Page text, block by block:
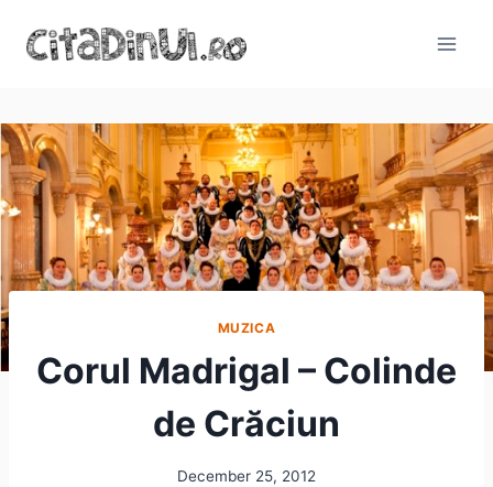
MUZICA
Corul Madrigal – Colinde
de Crăciun
December 25, 2012